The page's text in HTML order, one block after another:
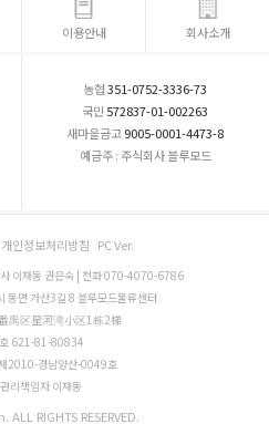
이용안내 회사소개
농협351-0752-3336-73
국민 572837-01-002263
새마을금고9005-0001-4473-8
예금주 : 주식회사 블루모드
개인정보처리방침 PC Ver.
사 이재동 권은숙 | 전화 070-4070-6786
동면 가산3길 8 블루모드물류센터
禺区星河湾小区1栋2梯
621-81-80834
2010-경남양산-0049호
리책임자 이재동
RIGHTS RESERVED.